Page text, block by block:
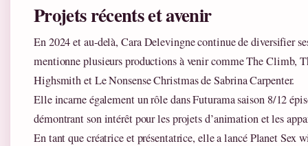
Projets récents et avenir
En 2024 et au-delà, Cara Delevingne continue de diversifier
mentionne plusieurs productions à venir comme The Climb,
Highsmith et Le Nonsense Christmas de Sabrina Carpenter.
Elle incarne également un rôle dans Futurama saison 8/12
démontrant son intérêt pour les projets d’animation et les
En tant que créatrice et présentatrice, elle a lancé Planet Sex